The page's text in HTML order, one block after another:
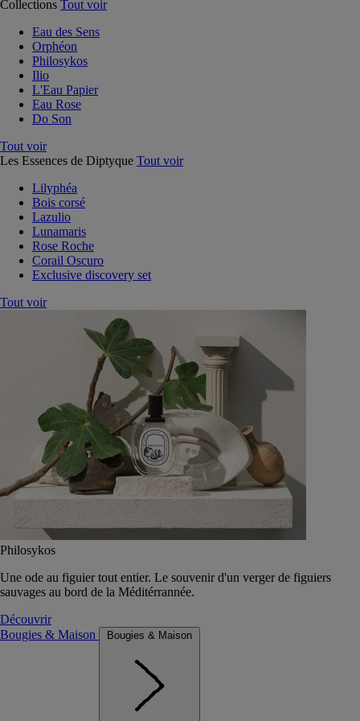
Collections Tout voir
Eau des Sens
Orphéon
Philosykos
Ilio
L'Eau Papier
Eau Rose
Do Son
Tout voir
Les Essences de Diptyque Tout voir
Lilyphéa
Bois corsé
Lazulio
Lunamaris
Rose Roche
Corail Oscuro
Exclusive discovery set
Tout voir
Philosykos
Une ode au figuier tout entier. Le souvenir d'un verger de figuiers
sauvages au bord de la Méditérrannée.
Découvrir
Bougies & Maison
Bougies & Maison